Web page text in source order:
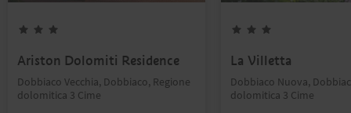
Ariston Dolomiti Residence
Dobbiaco Vecchia, Dobbiaco, Regione
dolomitica 3 Cime
La Villetta
Dobbiaco Nuova,
dolomitica 3 Cime